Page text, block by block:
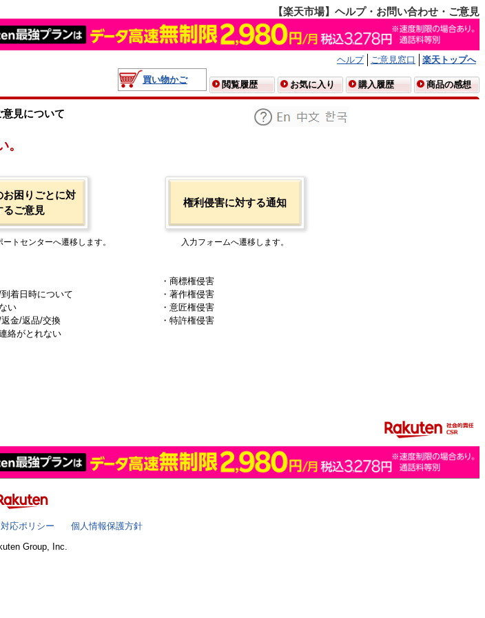
【楽天市場】ヘルプ・お問い合わせ・ご意見
ヘルプ ご意見窓口
楽天トップへ
買い物かご
閲覧履歴 お気に入り 購入履歴 商品の感想
見について
お困りごとに対
るご意見
トセンターへ遷移します。
到着日時について
い
返金/返品/交換
絡がとれない
権利侵害に対する通知
入力フォームへ遷移します。
・商標権侵害
・著作権侵害
・意匠権侵害
・特許権侵害
応ポリシー
個人情報保護方針
Group, Inc.